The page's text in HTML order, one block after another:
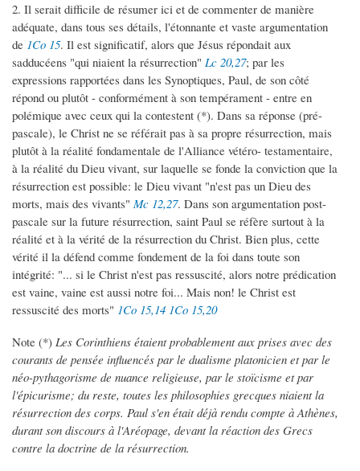
2. Il serait difficile de résumer ici et de commenter de manière
adéquate, dans tous ses détails, l'étonnante et vaste argumentation
de 1Co 15. Il est significatif, alors que Jésus répondait aux
sadducéens "qui niaient la résurrection" Lc 20,27; par les
expressions rapportées dans les Synoptiques, Paul, de son côté
répond ou plutôt - conformément à son tempérament - entre en
polémique avec ceux qui la contestent (*). Dans sa réponse (pré-
pascale), le Christ ne se référait pas à sa propre résurrection, mais
plutôt à la réalité fondamentale de l'Alliance vétéro- testamentaire,
à la réalité du Dieu vivant, sur laquelle se fonde la conviction que la
résurrection est possible: le Dieu vivant "n'est pas un Dieu des
morts, mais des vivants" Mc 12,27. Dans son argumentation post-
pascale sur la future résurrection, saint Paul se réfère surtout à la
réalité et à la vérité de la résurrection du Christ. Bien plus, cette
vérité il la défend comme fondement de la foi dans toute son
intégrité: "... si le Christ n'est pas ressuscité, alors notre prédication
est vaine, vaine est aussi notre foi... Mais non! le Christ est
ressuscité des morts" 1Co 15,14 1Co 15,20
Note (*) Les Corinthiens étaient probablement aux prises avec des
courants de pensée influencés par le dualisme platonicien et par le
néo-pythagorisme de nuance religieuse, par le stoïcisme et par
l'épicurisme; du reste, toutes les philosophies grecques niaient la
résurrection des corps. Paul s'en était déjà rendu compte à Athènes,
durant son discours à l'Aréopage, devant la réaction des Grecs
contre la doctrine de la résurrection.